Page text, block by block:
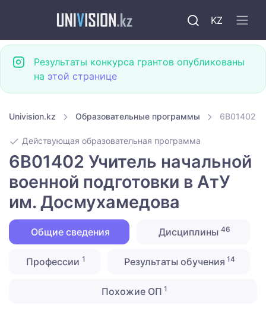
KZ
Результаты конкурса грантов опубликованы
на этой странице
Univision.kz Образовательные программы 6B01402
Действующая образовательная программа
6B01402 Учитель начальной
военной подготовки в АтУ
им. Досмухамедова
Общие сведения Дисциплины 46
Профессии 1 Результаты обучения 14
Похожие ОП 1